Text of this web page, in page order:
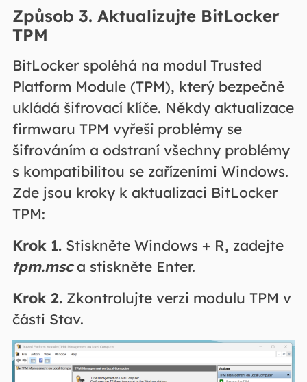
Způsob 3. Aktualizujte BitLocker
TPM
BitLocker spoléhá na modul Trusted
Platform Module (TPM), který bezpečně
ukládá šifrovací klíče. Někdy aktualizace
firmwaru TPM vyřeší problémy se
šifrováním a odstraní všechny problémy
s kompatibilitou se zařízeními Windows.
Zde jsou kroky k aktualizaci BitLocker
TPM:
Krok 1.Stiskněte Windows + R, zadejte
tpm.msca stiskněte Enter.
Krok 2.Zkontrolujte verzi modulu TPM v
části Stav.